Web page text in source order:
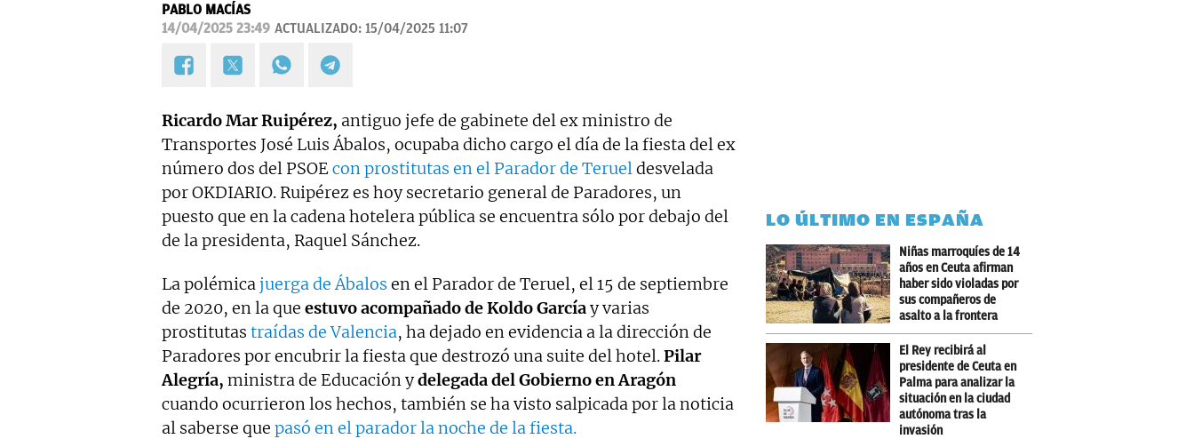
PABLO MACÍAS
14/04/2025 23:49 ACTUALIZADO: 15/04/2025 11:07
Ricardo Mar Ruipérez, antiguo jefe de gabinete del ex ministro de
Transportes José Luis Ábalos, ocupaba dicho cargo el día de la fiesta del ex
número dos del PSOEcon prostitutas en el Parador de Terueldesvelada
por OKDIARIO. Ruipérez es hoy secretario general de Paradores, un
puesto que en la cadena hotelera pública se encuentra sólo por debajo del
de la presidenta, Raquel Sánchez.
La polémicajuerga de Ábalos en el Parador de Teruel, el 15 de septiembre
de 2020, en la que estuvo acompañado de Koldo Garcíay varias
prostitutas traídas de Valencia, ha dejado en evidencia a la dirección de
Paradores por encubrir la fiesta que destrozó una suite del hotel.Pilar
Alegría, ministra de Educación ydelegada del Gobierno en Aragón
cuando ocurrieron los hechos, también se ha visto salpicada por la noticia
al saberse que pasó en el parador la noche de la fiesta.
LO ÚLTIMO EN ESPAÑA
Niñas marroquíes de 14
años en Ceuta afirman
haber sido violadas por
sus compañeros de
asalto a la frontera
El Rey recibirá al
presidente de Ceuta en
Palma para analizar la
situación en la ciudad
autónoma tras la
invasión